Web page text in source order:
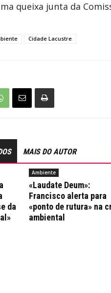
queixa junta da
Cidade Lacustre
MAIS DO AUTOR
da
Ambiente
«Laudate Deum»:
Francisco alerta para
«ponto de rutura» na
ambiental